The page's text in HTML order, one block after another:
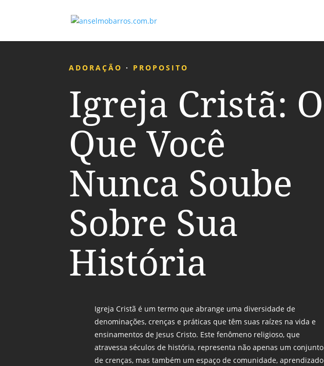
ADORAÇÃO · PROPOSITO
Igreja Cristã: O
Que Você
Nunca Soube
Sobre Sua
História
Igreja Cristã é um termo que abrange uma diversidade de
denominações, crenças e práticas que têm suas raízes na vida e
ensinamentos de Jesus Cristo. Este fenômeno religioso, que
atravessa séculos de história, representa não apenas um conjunto
de crenças, mas também um espaço de comunidade, aprendizado